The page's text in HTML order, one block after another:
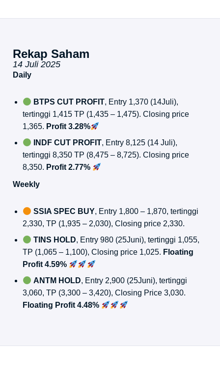
Rekap Saham
14 Juli 2025
Daily
BTPS CUT PROFIT, Entry 1,370 (14Juli),
tertinggi 1,415 TP (1,435 – 1,475). Closing price
1,365. Profit 3.28%
INDF CUT PROFIT, Entry 8,125 (14 Juli),
tertinggi 8,350 TP (8,475 – 8,725). Closing price
8,350. Profit 2.77%
Weekly
SSIA SPEC BUY, Entry 1,800 – 1,870, tertinggi
2,330, TP (1,935 – 2,030), Closing price 2,330.
TINS HOLD, Entry 980 (25Juni), tertinggi 1,055,
TP (1,065 – 1,100), Closing price 1,025. Floating
Profit 4.59%
ANTM HOLD, Entry 2,900 (25Juni), tertinggi
3,060, TP (3,300 – 3,420), Closing Price 3,030.
Floating Profit 4.48%